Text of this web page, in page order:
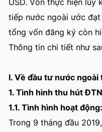
USD. Vốn thực hiện lũy
tiếp nước ngoài ước đạt
tổng vốn đăng ký còn
Thông tin chi tiết như
I. Về đầu tư nước ngoài
1. Tình hình thu hút
1.1. Tình hình hoạt động:
Trong 9 tháng đầu